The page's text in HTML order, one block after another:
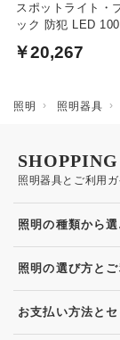
スポットライト・
ック 防犯 LED
￥20,267
照明 照明器具
照明器具とご利用ガ
照明の種類から
照明の選び方と
お支払い方法と